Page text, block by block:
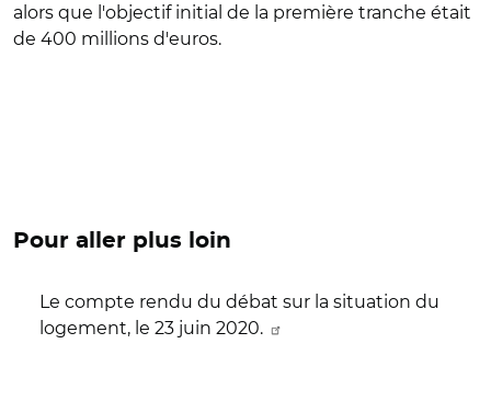
alors que l'objectif initial de la première tranche était
de 400 millions d'euros.
Pour aller plus loin
Le compte rendu du débat sur la situation du
logement, le 23 juin 2020.